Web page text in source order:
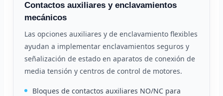
Contactos auxiliares y enclavamientos
mecánicos
Las opciones auxiliares y de enclavamiento flexibles
ayudan a implementar enclavamientos seguros y
señalización de estado en aparatos de conexión de
media tensión y centros de control de motores.
Bloques de contactos auxiliares NO/NC para